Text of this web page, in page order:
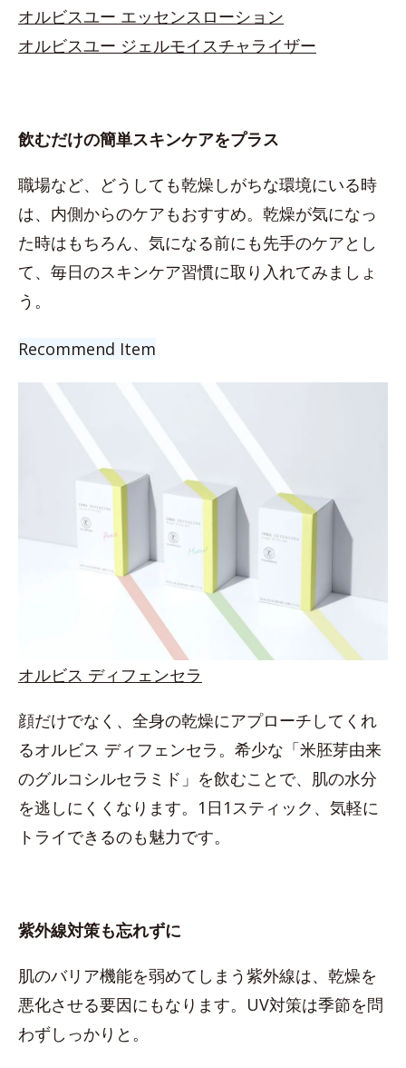
オルビスユー エッセンスローション
オルビスユー ジェルモイスチャライザー
飲むだけの簡単スキンケアをプラス
職場など、どうしても乾燥しがちな環境にいる時
は、内側からのケアもおすすめ。乾燥が気になっ
た時はもちろん、気になる前にも先手のケアとし
て、毎日のスキンケア習慣に取り入れてみましょ
う。
Recommend Item
オルビス ディフェンセラ
顔だけでなく、全身の乾燥にアプローチしてくれ
るオルビス ディフェンセラ。希少な「米胚芽由来
のグルコシルセラミド」を飲むことで、肌の水分
を逃しにくくなります。1日1スティック、気軽に
トライできるのも魅力です。
紫外線対策も忘れずに
肌のバリア機能を弱めてしまう紫外線は、乾燥を
悪化させる要因にもなります。UV対策は季節を問
わずしっかりと。